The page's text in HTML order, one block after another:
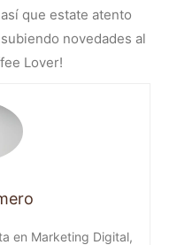
que estate atento
novedades al
Lover!
en Marketing Digital,